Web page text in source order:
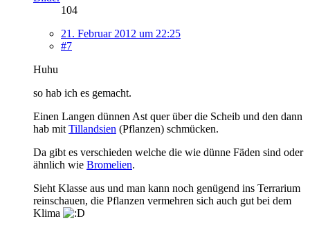
104
21. Februar 2012 um 22:25
#7
Huhu
so hab ich es gemacht.
Einen Langen dünnen Ast quer über die Scheib und den dann
hab mit Tillandsien (Pflanzen) schmücken.
Da gibt es verschieden welche die wie dünne Fäden sind oder
ähnlich wie Bromelien.
Sieht Klasse aus und man kann noch genügend ins Terrarium
reinschauen, die Pflanzen vermehren sich auch gut bei dem
Klima